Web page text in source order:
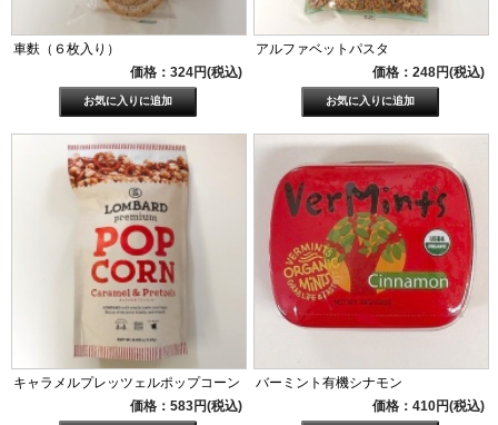
車麩（６枚入り）
価格：324円(税込)
アルファベットパスタ
価格：248円(税込)
キャラメルプレッツェルポップコーン
価格：583円(税込)
バーミント有機シナモン
価格：410円(税込)